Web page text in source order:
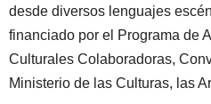
desde diversos lenguajes
financiado por el Programa de
Culturales Colaboradoras,
Ministerio de las Culturas, las